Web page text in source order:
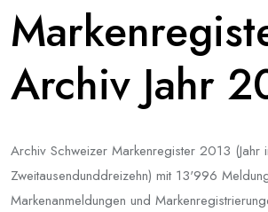
Archiv Jahr
Archiv Schweizer Markenregister 2013 (Jahr
Zweitausendunddreizehn) mit 13'996
Markenanmeldungen und